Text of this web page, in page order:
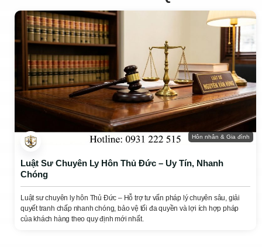
Hôn nhân & Gia đình
Luật Sư Chuyên Ly Hôn Thủ Đức – Uy Tín, Nhanh
Chóng
Luật sư chuyên ly hôn Thủ Đức – Hỗ trợ tư vấn pháp lý chuyên sâu, giải
quyết tranh chấp nhanh chóng, bảo vệ tối đa quyền và lợi ích hợp pháp
của khách hàng theo quy định mới nhất.